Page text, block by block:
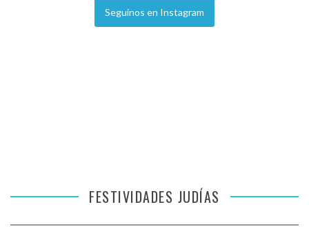
Seguinos en Instagram
FESTIVIDADES JUDÍAS